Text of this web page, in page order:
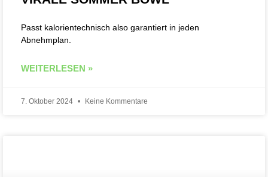
Passt kalorientechnisch also garantiert in jeden
Abnehmplan.
WEITERLESEN »
7. Oktober 2024 Keine Kommentare